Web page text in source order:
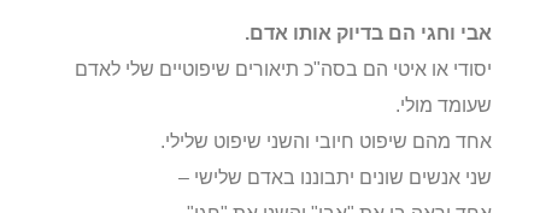
אבי וחגי הם בדיוק אותו אדם.
יסודי או איטי הם בסה"כ תיאורים שיפוטיים שלי לאדם
שעומד מולי.
אחד מהם שיפוט חיובי והשני שיפוט שלילי.
שני אנשים שונים יתבוננו באדם שלישי –